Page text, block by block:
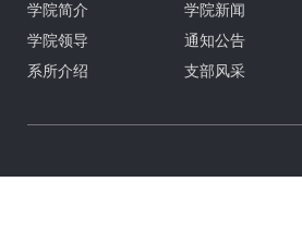
学院简介
学院领导
系所介绍
学院新闻
通知公告
支部风采